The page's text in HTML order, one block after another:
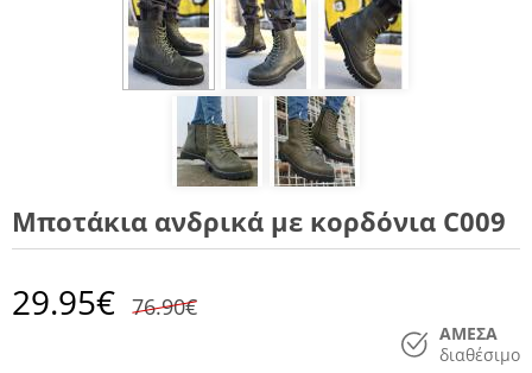
Μποτάκια ανδρικά με κορδόνια C009
29.95€ 76.90€
ΑΜΕΣΑ
διαθέσιμο